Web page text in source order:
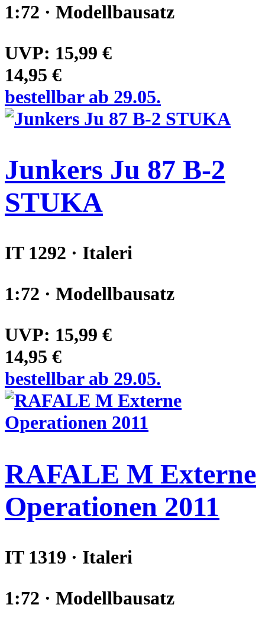
1:72 · Modellbausatz
UVP: 15,99 €
14,95 €
bestellbar ab 29.05.
Junkers Ju 87 B-2
STUKA
IT 1292 · Italeri
1:72 · Modellbausatz
UVP: 15,99 €
14,95 €
bestellbar ab 29.05.
RAFALE M Externe
Operationen 2011
IT 1319 · Italeri
1:72 · Modellbausatz